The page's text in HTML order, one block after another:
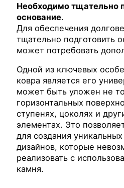
Необходимо тщательно
основание.
Для обеспечения
тщательно подготовить
может потребовать
Одной из ключевых
ковра является его
может быть уложен не
горизонтальных
ступенях, цоколях и
элементах. Это
для создания
дизайнов, которые
реализовать с
камня.